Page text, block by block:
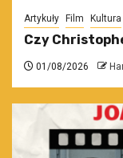
Artykuły Film Kultura
Czy
01/08/2026